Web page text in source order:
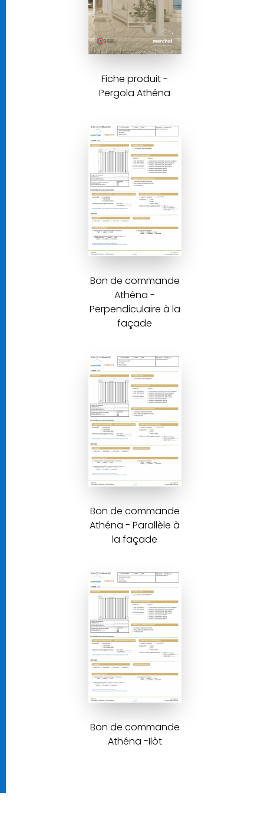
Fiche produit -
Pergola Athéna
Bon de commande
Athéna -
Perpendiculaire à la
façade
Bon de commande
Athéna - Parallèle à
la façade
Bon de commande
Athéna -Ilôt